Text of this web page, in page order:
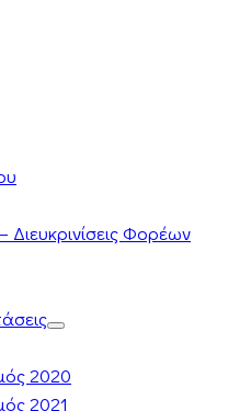
Διευκρινίσεις Φορέων
2020
2021